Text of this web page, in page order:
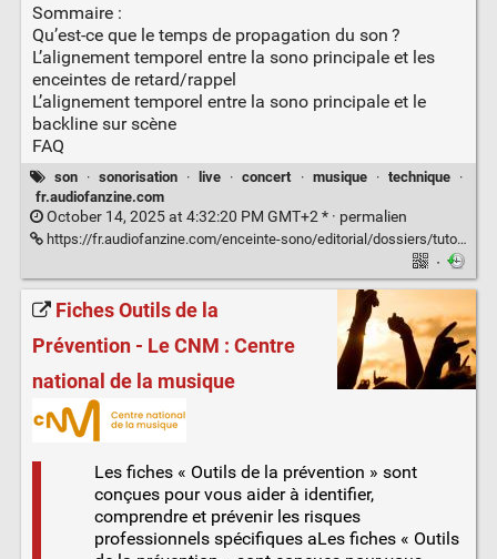
Sommaire :
Qu’est-ce que le temps de propagation du son ?
L’alignement temporel entre la sono principale et les
enceintes de retard/rappel
L’alignement temporel entre la sono principale et le
backline sur scène
FAQ
son · sonorisation · live · concert · musique · technique
·
fr.audiofanzine.com
October 14, 2025 at 4:32:20 PM GMT+2 * · permalien
https://fr.audiofanzine.com/enceinte-sono/editorial/dossiers/tuto-propagation-du-son-calculer-ajuster-l-alignement-temporel-des-enceintes-de-sonorisation.html
·
Fiches Outils de la
Prévention - Le CNM : Centre
national de la musique
Les fiches « Outils de la prévention » sont
conçues pour vous aider à identifier,
comprendre et prévenir les risques
professionnels spécifiques aLes fiches « Outils